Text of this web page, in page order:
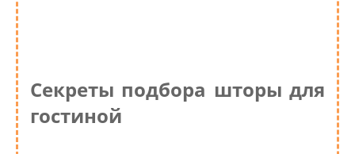
Секреты подбора шторы для
гостиной